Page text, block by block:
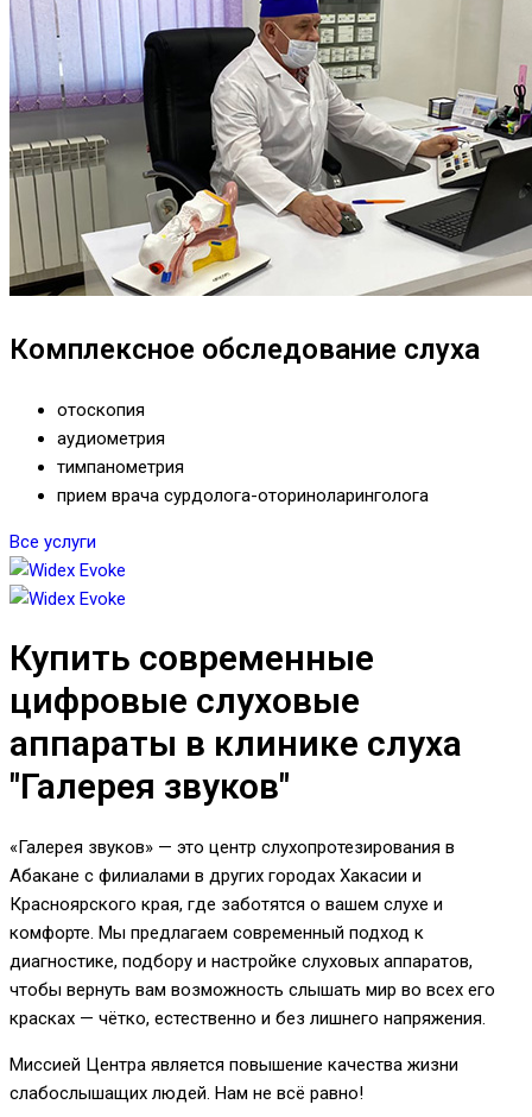
Комплексное обследование слуха
отоскопия
аудиометрия
тимпанометрия
прием врача сурдолога-оториноларинголога
Все услуги
Купить современные
цифровые слуховые
аппараты в клинике слуха
"Галерея звуков"
«Галерея звуков» — это центр слухопротезирования в
Абакане с филиалами в других городах Хакасии и
Красноярского края, где заботятся о вашем слухе и
комфорте. Мы предлагаем современный подход к
диагностике, подбору и настройке слуховых аппаратов,
чтобы вернуть вам возможность слышать мир во всех его
красках — чётко, естественно и без лишнего напряжения.
Миссией Центра является повышение качества жизни
слабослышащих людей. Нам не всё равно!